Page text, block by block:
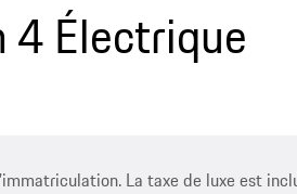
4 Électrique
La taxe de luxe est